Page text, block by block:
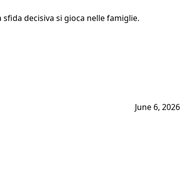
decisiva si gioca nelle famiglie.
June 6, 2026